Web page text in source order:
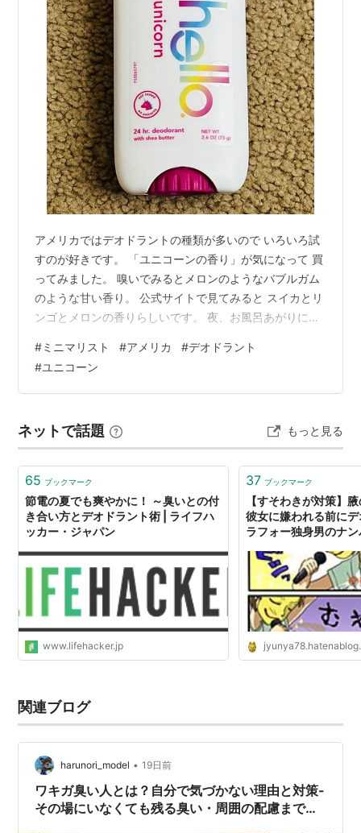
アメリカではデオドラントの種類が多いので いろいろ試
すのが好きです。 「ユニコーンの香り」が気になって 買
ってみました。 嗅いでみるとメロンのようなバブルガム
のような甘い香り。 公式サイトで見てみると スイカとリ
ンゴとメロンの香りらしいです。 夜、お風呂あがりにつ
ませんでした。 ランキング参加中【公式】2026年開設ブ
ログ ランキング参加中ライフスタイル
#ミニマリスト #アメリカ #デオドラント
#ユニコーン
ネットで話題 もっと見る
65 ブックマーク
節電の夏でも爽やかに！ ～臭いとの付
き合い方とデオドラント術 | ライフハ
ッカー・ジャパン
www.lifehacker.jp
37 ブックマーク
【すそわきが対策】
彼女に嫌われる前に
ラフォー独身男のナ
関連ブログ
harunori_model • 19日前
ワキガ臭い人とは？自分で気づかない理由と対策-
その場にいなくても残る臭い・周囲の配慮まで解